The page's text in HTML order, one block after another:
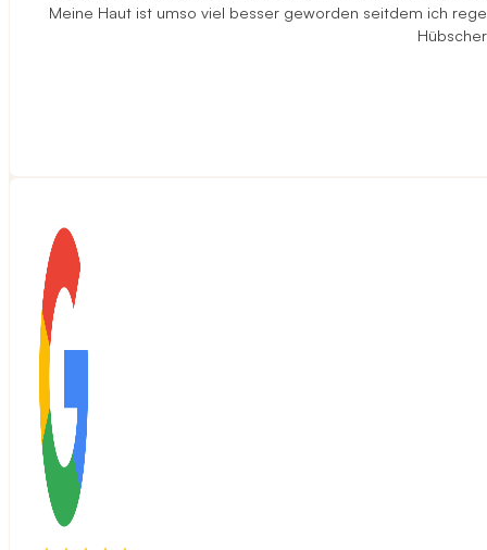
Meine Haut ist umso viel besser geworden seitdem ich